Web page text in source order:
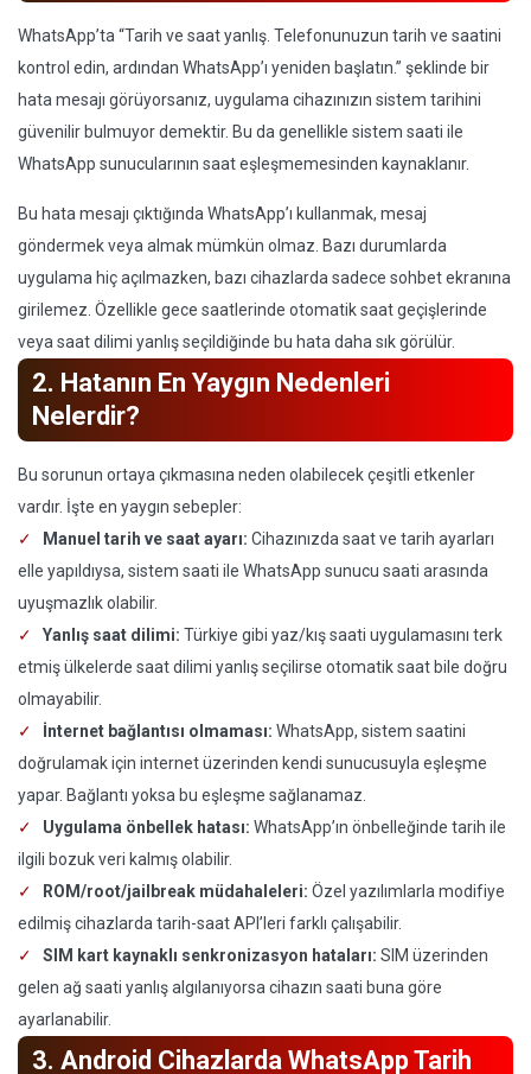
WhatsApp’ta “Tarih ve saat yanlış. Telefonunuzun tarih ve saatini
kontrol edin, ardından WhatsApp’ı yeniden başlatın.” şeklinde bir
hata mesajı görüyorsanız, uygulama cihazınızın sistem tarihini
güvenilir bulmuyor demektir. Bu da genellikle sistem saati ile
WhatsApp sunucularının saat eşleşmemesinden kaynaklanır.
Bu hata mesajı çıktığında WhatsApp’ı kullanmak, mesaj
göndermek veya almak mümkün olmaz. Bazı durumlarda
uygulama hiç açılmazken, bazı cihazlarda sadece sohbet ekranına
girilemez. Özellikle gece saatlerinde otomatik saat geçişlerinde
veya saat dilimi yanlış seçildiğinde bu hata daha sık görülür.
2. Hatanın En Yaygın Nedenleri
Nelerdir?
Bu sorunun ortaya çıkmasına neden olabilecek çeşitli etkenler
vardır. İşte en yaygın sebepler:
Manuel tarih ve saat ayarı: Cihazınızda saat ve tarih ayarları
elle yapıldıysa, sistem saati ile WhatsApp sunucu saati arasında
uyuşmazlık olabilir.
Yanlış saat dilimi: Türkiye gibi yaz/kış saati uygulamasını terk
etmiş ülkelerde saat dilimi yanlış seçilirse otomatik saat bile doğru
olmayabilir.
İnternet bağlantısı olmaması: WhatsApp, sistem saatini
doğrulamak için internet üzerinden kendi sunucusuyla eşleşme
yapar. Bağlantı yoksa bu eşleşme sağlanamaz.
Uygulama önbellek hatası: WhatsApp’ın önbelleğinde tarih ile
ilgili bozuk veri kalmış olabilir.
ROM/root/jailbreak müdahaleleri: Özel yazılımlarla modifiye
edilmiş cihazlarda tarih-saat API’leri farklı çalışabilir.
SIM kart kaynaklı senkronizasyon hataları: SIM üzerinden
gelen ağ saati yanlış algılanıyorsa cihazın saati buna göre
ayarlanabilir.
3. Android Cihazlarda WhatsApp Tarih